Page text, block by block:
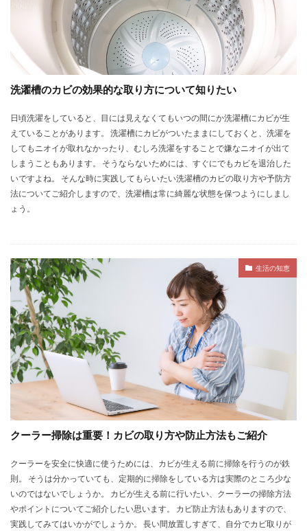
洗濯槽のカビの効果的な取り方について知りたい
日頃洗濯をしていると、目には見えなくてもいつの間にか洗濯槽にカビが生
えていることがあります。 洗濯槽にカビがついたままにしておくと、洗濯を
してもニオイが取れなかったり、むしろ洗濯をすることで嫌なニオイが出て
しまうこともあります。 そうならないためには、すぐにでもカビを退治した
いですよね。 そんな時に実践してもらいたい洗濯槽のカビの取り方や予防方
法についてご紹介しますので、洗濯槽は常に綺麗な状態を保つようにしまし
ょう。
生活の知恵
クーラー掃除は重要！カビの取り方や防止方法もご紹介
クーラーを安全に快適に使うためには、カビが生える前に掃除を行うのが鉄
則。 そうは分かっていても、定期的に掃除をしている方は実際のところ少な
いのではないでしょうか。 カビが生える前に行いたい、クーラーの掃除方法
やポイントについてご紹介したい思います。 カビ防止方法もありますので、
実践してみてはいかがでしょうか。 長い間放置しすぎて、自分でカビ取りが